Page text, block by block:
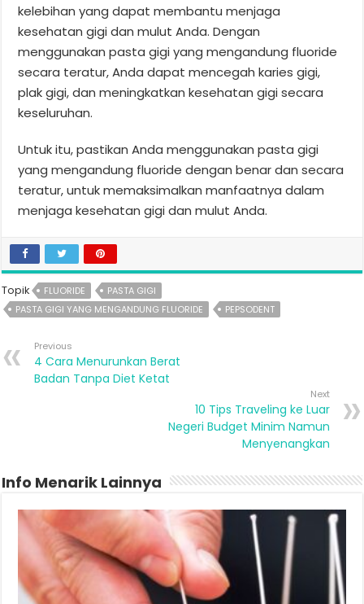
kelebihan yang dapat membantu menjaga
kesehatan gigi dan mulut Anda. Dengan
menggunakan pasta gigi yang mengandung fluoride
secara teratur, Anda dapat mencegah karies gigi,
plak gigi, dan meningkatkan kesehatan gigi secara
keseluruhan.
Untuk itu, pastikan Anda menggunakan pasta gigi
yang mengandung fluoride dengan benar dan secara
teratur, untuk memaksimalkan manfaatnya dalam
menjaga kesehatan gigi dan mulut Anda.
Topik FLUORIDE
PASTA GIGI
PASTA GIGI YANG MENGANDUNG FLUORIDE
PEPSODENT
Previous
4 Cara Menurunkan Berat
Badan Tanpa Diet Ketat
Next
10 Tips Traveling ke Luar
Negeri Budget Minim Namun
Menyenangkan
Info Menarik Lainnya